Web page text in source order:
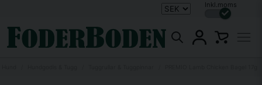
Inkl.moms